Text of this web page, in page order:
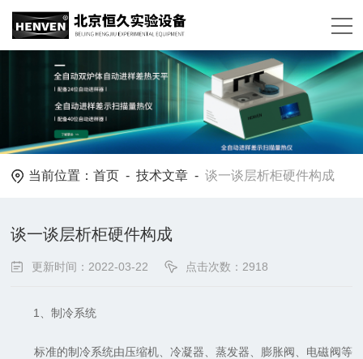
当前位置：首页 -技术文章 -谈一谈层析柜硬件构成
谈一谈层析柜硬件构成
更新时间：2022-03-22 点击次数：2918
1、制冷系统
标准的制冷系统由压缩机、冷凝器、蒸发器、膨胀阀、电磁阀等